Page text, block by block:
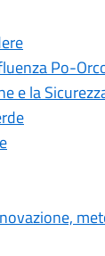
Po-
e la